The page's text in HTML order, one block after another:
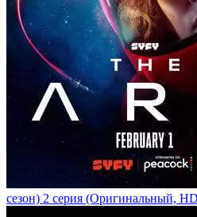
сезон) 2 серия (Оригинальный,